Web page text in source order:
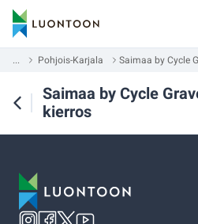
... Pohjois-Karjala Saimaa by Cycle
Saimaa by Cycle
kierros